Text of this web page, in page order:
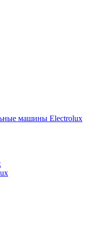
машины Electrolux